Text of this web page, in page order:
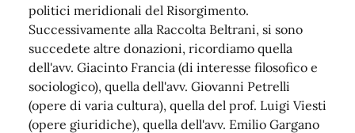
politici meridionali del Risorgimento.
Successivamente alla Raccolta Beltrani, si sono
succedete altre donazioni, ricordiamo quella
dell'avv. Giacinto Francia (di interesse filosofico e
sociologico), quella dell'avv. Giovanni Petrelli
(opere di varia cultura), quella del prof. Luigi Viesti
(opere giuridiche), quella dell'avv. Emilio Gargano